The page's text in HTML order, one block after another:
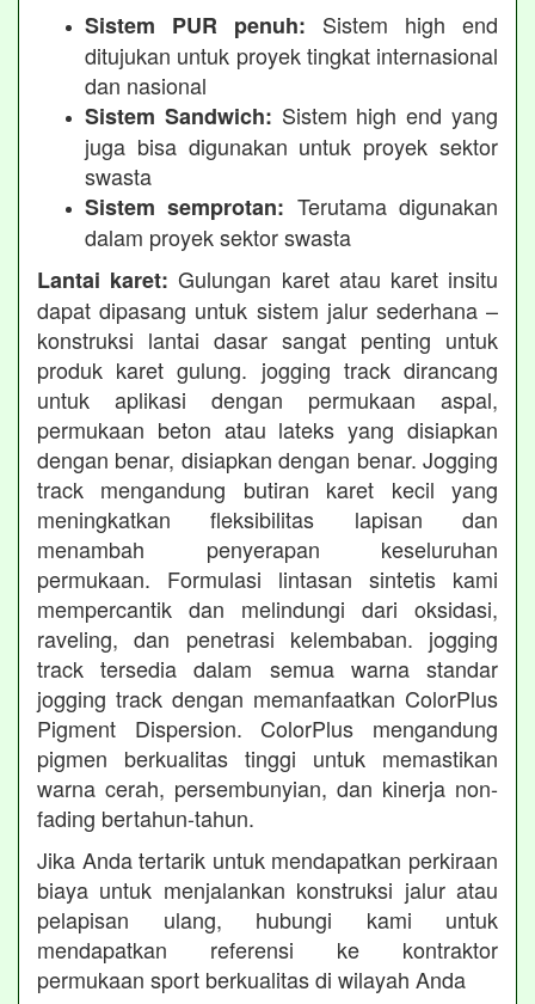
Sistem PUR penuh: Sistem high end
ditujukan untuk proyek tingkat internasional
dan nasional
Sistem Sandwich: Sistem high end yang
juga bisa digunakan untuk proyek sektor
swasta
Sistem semprotan: Terutama digunakan
dalam proyek sektor swasta
Lantai karet: Gulungan karet atau karet insitu
dapat dipasang untuk sistem jalur sederhana –
konstruksi lantai dasar sangat penting untuk
produk karet gulung. jogging track dirancang
untuk aplikasi dengan permukaan aspal,
permukaan beton atau lateks yang disiapkan
dengan benar, disiapkan dengan benar. Jogging
track mengandung butiran karet kecil yang
meningkatkan fleksibilitas lapisan dan
menambah penyerapan keseluruhan
permukaan. Formulasi lintasan sintetis kami
mempercantik dan melindungi dari oksidasi,
raveling, dan penetrasi kelembaban. jogging
track tersedia dalam semua warna standar
jogging track dengan memanfaatkan ColorPlus
Pigment Dispersion. ColorPlus mengandung
pigmen berkualitas tinggi untuk memastikan
warna cerah, persembunyian, dan kinerja non-
fading bertahun-tahun.
Jika Anda tertarik untuk mendapatkan perkiraan
biaya untuk menjalankan konstruksi jalur atau
pelapisan ulang, hubungi kami untuk
mendapatkan referensi ke kontraktor
permukaan sport berkualitas di wilayah Anda